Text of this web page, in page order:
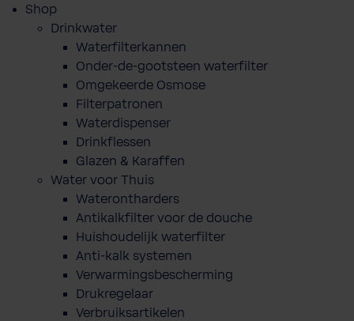
Shop
Drinkwater
Waterfilterkannen
Onder-de-gootsteen waterfilter
Omgekeerde Osmose
Filterpatronen
Waterdispenser
Drinkflessen
Glazen & Karaffen
Water voor Thuis
Waterontharders
Antikalkfilter voor de douche
Huishoudelijk waterfilter
Anti-kalk systemen
Verwarmingsbescherming
Drukregelaar
Verbruiksartikelen